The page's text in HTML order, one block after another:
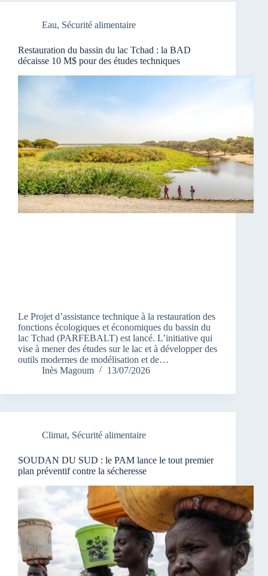
Eau, Sécurité alimentaire
Restauration du bassin du lac Tchad : la BAD
décaisse 10 M$ pour des études techniques
Le Projet d’assistance technique à la restauration des
fonctions écologiques et économiques du bassin du
lac Tchad (PARFEBALT) est lancé. L’initiative qui
vise à mener des études sur le lac et à développer des
outils modernes de modélisation et de…
Inès Magoum
13/07/2026
Climat, Sécurité alimentaire
SOUDAN DU SUD : le PAM lance le tout premier
plan préventif contre la sécheresse